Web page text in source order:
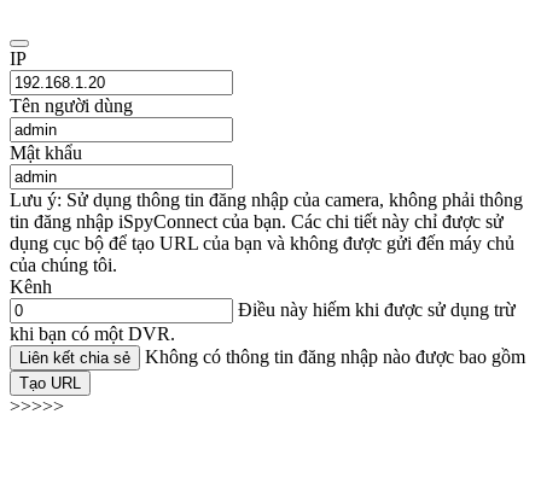
IP
Tên người dùng
Mật khẩu
Lưu ý: Sử dụng thông tin đăng nhập của camera, không phải thông
tin đăng nhập iSpyConnect của bạn. Các chi tiết này chỉ được sử
dụng cục bộ để tạo URL của bạn và không được gửi đến máy chủ
của chúng tôi.
Kênh
Điều này hiếm khi được sử dụng trừ
khi bạn có một DVR.
Liên kết chia sẻ Không có thông tin đăng nhập nào được bao gồm
Tạo URL
>>>>>